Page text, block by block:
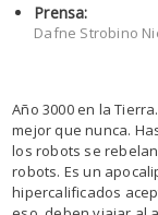
Prensa:
Dafne Strobino
Año 3000 en la
mejor que nunca.
los robots se
robots. Es un
hipercalificados